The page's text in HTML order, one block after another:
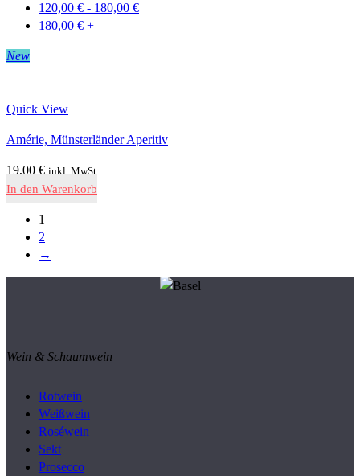
120,00 € - 180,00 €
180,00 € +
New
Quick View
Amérie, Münsterländer Aperitiv
19,00 € inkl. MwSt.
In den Warenkorb
1
2
→
Wein & Schaumwein
Rotwein
Weißwein
Roséwein
Sekt
Prosecco